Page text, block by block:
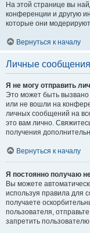
На этой странице вы
конференции и другую
которые они
Вернуться к началу
Личные сообщения
Я не могу отправить
Это может быть
или не вошли на
личных сообщений на
это вам лично.
получения
Вернуться к началу
Я постоянно получаю
Вы можете
используя правила для
получаете
пользователя,
запретить